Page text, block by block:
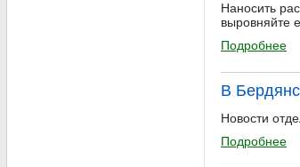
Наносить
выровняйте
Подробнее
В
Новости
Подробнее